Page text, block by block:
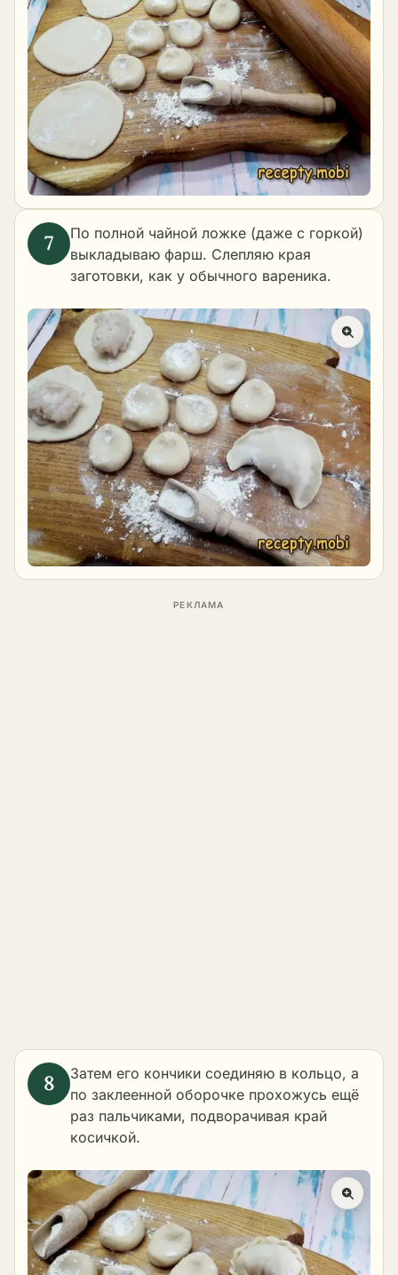
По полной чайной ложке (даже с горкой)
выкладываю фарш. Слепляю края
заготовки, как у обычного вареника.
Затем его кончики соединяю в кольцо, а
по заклеенной оборочке прохожусь ещё
раз пальчиками, подворачивая край
косичкой.